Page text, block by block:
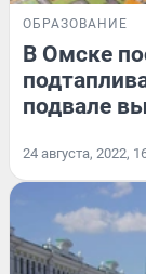
ОБРАЗОВАНИЕ
В Омске
подвале
24 августа, 2022,